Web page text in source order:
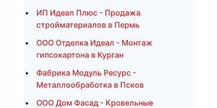
ИП Идеал Плюс - Продажа
стройматериалов в Пермь
ООО Отделка Идеал - Монтаж
гипсокартона в Курган
Фабрика Модуль Ресурс -
Металлообработка в Псков
ООО Дом Фасад - Кровельные